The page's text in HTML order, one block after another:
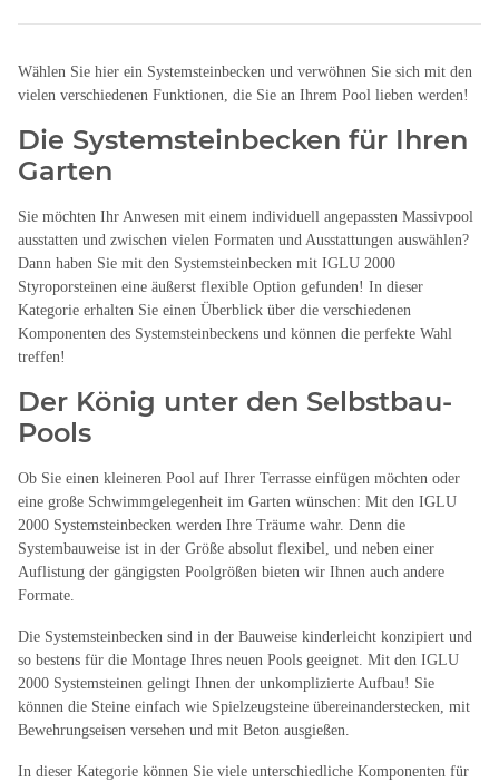
Wählen Sie hier ein Systemsteinbecken und verwöhnen Sie sich mit den
vielen verschiedenen Funktionen, die Sie an Ihrem Pool lieben werden!
Die Systemsteinbecken für Ihren
Garten
Sie möchten Ihr Anwesen mit einem individuell angepassten Massivpool
ausstatten und zwischen vielen Formaten und Ausstattungen auswählen?
Dann haben Sie mit den Systemsteinbecken mit IGLU 2000
Styroporsteinen eine äußerst flexible Option gefunden! In dieser
Kategorie erhalten Sie einen Überblick über die verschiedenen
Komponenten des Systemsteinbeckens und können die perfekte Wahl
treffen!
Der König unter den Selbstbau-
Pools
Ob Sie einen kleineren Pool auf Ihrer Terrasse einfügen möchten oder
eine große Schwimmgelegenheit im Garten wünschen: Mit den IGLU
2000 Systemsteinbecken werden Ihre Träume wahr. Denn die
Systembauweise ist in der Größe absolut flexibel, und neben einer
Auflistung der gängigsten Poolgrößen bieten wir Ihnen auch andere
Formate.
Die Systemsteinbecken sind in der Bauweise kinderleicht konzipiert und
so bestens für die Montage Ihres neuen Pools geeignet. Mit den IGLU
2000 Systemsteinen gelingt Ihnen der unkomplizierte Aufbau! Sie
können die Steine einfach wie Spielzeugsteine übereinanderstecken, mit
Bewehrungseisen versehen und mit Beton ausgießen.
In dieser Kategorie können Sie viele unterschiedliche Komponenten für